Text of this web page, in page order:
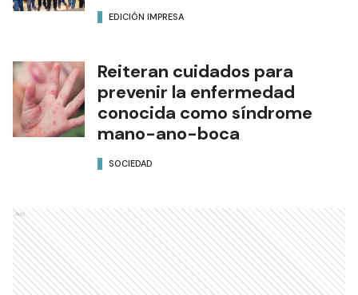
EDICIÓN IMPRESA
Reiteran cuidados para
prevenir la enfermedad
conocida como síndrome
mano-ano-boca
SOCIEDAD
Ads